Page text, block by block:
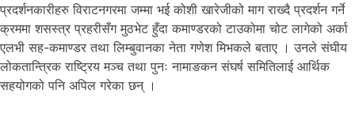
प्रदर्शनकारीहरु विराटनगरमा जम्मा भई कोशी खारेजीको माग राख्दै प्रदर्शन गर्ने
क्रममा शसस्त्र प्रहरीसँग मुठभेट हुँदा कमाण्डरको टाउकोमा चोट लागेको अर्का
एलभी सह-कमाण्डर तथा लिम्बुवानका नेता गणेश मिभकले बताए । उनले संघीय
लोकतान्त्रिक राष्ट्रिय मञ्च तथा पुनः नामाङकन संघर्ष समितिलाई आर्थिक
सहयोगको पनि अपिल गरेका छन् ।